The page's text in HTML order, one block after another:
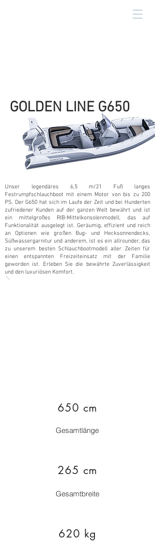
GOLDEN LINE G650
Unser legendäres 6,5 m/21 Fuß langes
Festrumpfschlauchboot mit einem Motor von bis zu 200
PS. Der G650 hat sich im Laufe der Zeit und bei Hunderten
zufriedener Kunden auf der ganzen Welt bewährt und ist
ein mittelgroßes RIB-Mittelkonsolenmodell, das auf
Funktionalität ausgelegt ist. Geräumig, effizient und reich
an Optionen wie großen Bug- und Hecksonnendecks,
Süßwassergarnitur und anderem, ist es ein allrounder, das
zu unserem besten Schlauchbootmodell aller Zeiten für
einen entspannten Freizeiteinsatz mit der Familie
geworden ist. Erleben Sie die bewährte Zuverlässigkeit
und den luxuriösen Komfort.
650 cm
Gesamtlänge
265 cm
Gesamtbreite
620 kg